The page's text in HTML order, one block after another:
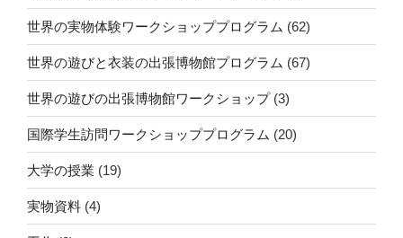
ワ
ー
ク
ョ
ッ
プ
の
メ
世界の実物体験ワークショッププログラム (62)
世界の遊びと衣装の出張博物館プログラム (67)
世界の遊びの出張博物館ワークショップ(3)
国際学生訪問ワークショッププログラム (20)
大学の授業 (19)
実物資料 (4)